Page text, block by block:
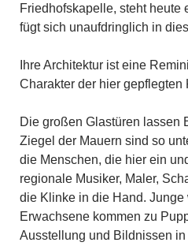
Friedhofskapelle, steht
fügt sich unaufdringlich in
Ihre Architektur ist eine
Charakter der hier gepflegten
Die großen Glastüren lassen
Ziegel der Mauern sind so
die Menschen, die hier ein
regionale Musiker, Maler,
die Klinke in die Hand.
Erwachsene kommen zu
Ausstellung und Bildnissen